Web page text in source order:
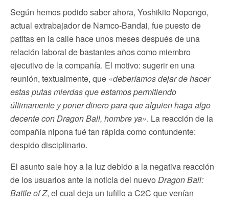
Según hemos podido saber ahora, Yoshikito Nopongo,
actual extrabajador de Namco-Bandai, fue puesto de
patitas en la calle hace unos meses después de una
relación laboral de bastantes años como miembro
ejecutivo de la compañía. El motivo: sugerir en una
reunión, textualmente, que «deberíamos dejar dehacer
estas putas mierdas que estamos permitiendo
últimamente y poner dinero para que alguien haga algo
decente con Dragon Ball, hombre ya». La reacción de la
compañía nipona fué tan rápida como contundente:
despido disciplinario.
El asunto sale hoy a la luz debido a la negativa reacción
de los usuarios ante la noticia del nuevo Dragon Ball:
Battle of Z, el cual deja un tufillo a C2C que venían